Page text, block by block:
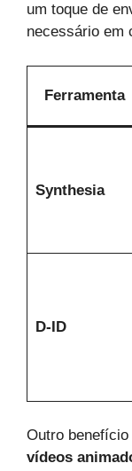
um toque de
necessário em
Ferramenta
Synthesia
D-ID
Outro
vídeos